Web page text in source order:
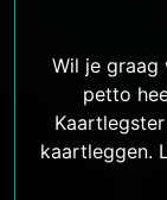
Wil je
petto
kaartleggen.